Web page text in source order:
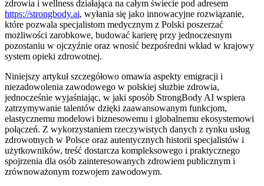
zdrowia i wellness działająca na całym świecie pod adresem
https://strongbody.ai, wyłania się jako innowacyjne rozwiązanie,
które pozwala specjalistom medycznym z Polski poszerzać
możliwości zarobkowe, budować karierę przy jednoczesnym
pozostaniu w ojczyźnie oraz wnosić bezpośredni wkład w krajowy
system opieki zdrowotnej.
Niniejszy artykuł szczegółowo omawia aspekty emigracji i
niezadowolenia zawodowego w polskiej służbie zdrowia,
jednocześnie wyjaśniając, w jaki sposób StrongBody AI wspiera
zatrzymywanie talentów dzięki zaawansowanym funkcjom,
elastycznemu modelowi biznesowemu i globalnemu ekosystemowi
połączeń. Z wykorzystaniem rzeczywistych danych z rynku usług
zdrowotnych w Polsce oraz autentycznych historii specjalistów i
użytkowników, treść dostarcza kompleksowego i praktycznego
spojrzenia dla osób zainteresowanych zdrowiem publicznym i
zrównoważonym rozwojem zawodowym.